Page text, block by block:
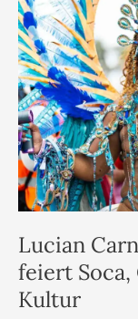
Lucian
feiert
Kultur